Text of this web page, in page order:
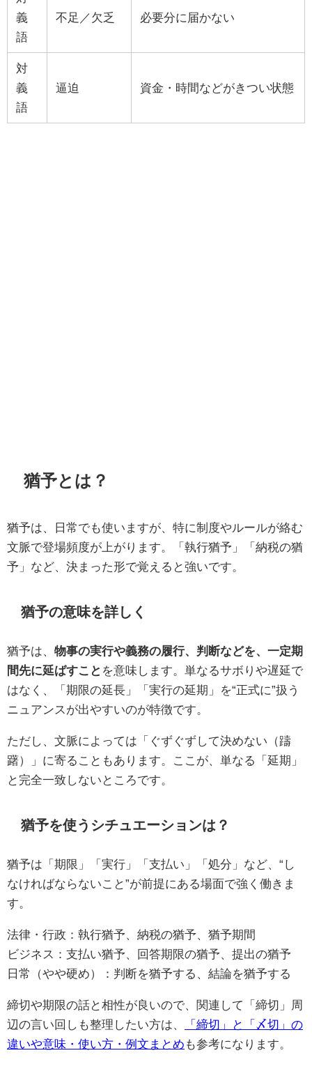
義
語
不足／欠乏 必要分に届かない
対
義
語
逼迫 資金・時間などがきつい状態
猶予とは？
猶予は、日常でも使いますが、特に制度やルールが絡む
文脈で登場頻度が上がります。「執行猶予」「納税の猶
予」など、決まった形で覚えると強いです。
猶予の意味を詳しく
猶予は、 物事の実行や義務の履行、判断などを、一定期
間先に延ばすこと を意味します。単なるサボりや遅延で
はなく、「期限の延長」「実行の延期」を“正式に”扱う
ニュアンスが出やすいのが特徴です。
ただし、文脈によっては「ぐずぐずして決めない（躊
躇）」に寄ることもあります。ここが、単なる「延期」
と完全一致しないところです。
猶予を使うシチュエーションは？
猶予は「期限」「実行」「支払い」「処分」など、“し
なければならないこと”が前提にある場面で強く働きま
す。
法律・行政：執行猶予、納税の猶予、猶予期間
ビジネス：支払い猶予、回答期限の猶予、提出の猶予
日常（やや硬め）：判断を猶予する、結論を猶予する
締切や期限の話と相性が良いので、関連して「締切」周
辺の言い回しも整理したい方は、
「締切」と「〆切」の
違いや意味・使い方・例文まとめ も参考になります。